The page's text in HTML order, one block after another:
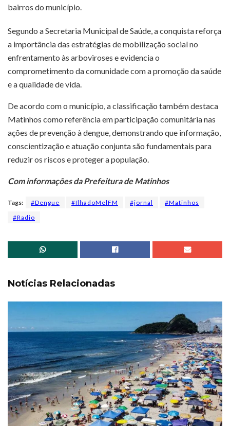
bairros do município.
Segundo a Secretaria Municipal de Saúde, a conquista reforça
a importância das estratégias de mobilização social no
enfrentamento às arboviroses e evidencia o
comprometimento da comunidade com a promoção da saúde
e a qualidade de vida.
De acordo com o município, a classificação também destaca
Matinhos como referência em participação comunitária nas
ações de prevenção à dengue, demonstrando que informação,
conscientização e atuação conjunta são fundamentais para
reduzir os riscos e proteger a população.
Com informações da Prefeitura de Matinhos
Tags: #Dengue #IlhadoMelFM #jornal
#Matinhos
#Radio
Notícias Relacionadas